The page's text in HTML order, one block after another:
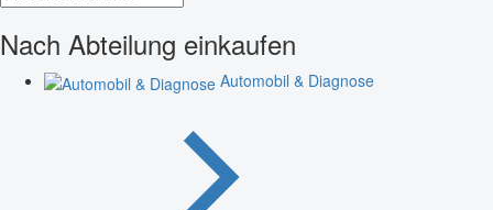
Nach Abteilung einkaufen
Automobil & Diagnose